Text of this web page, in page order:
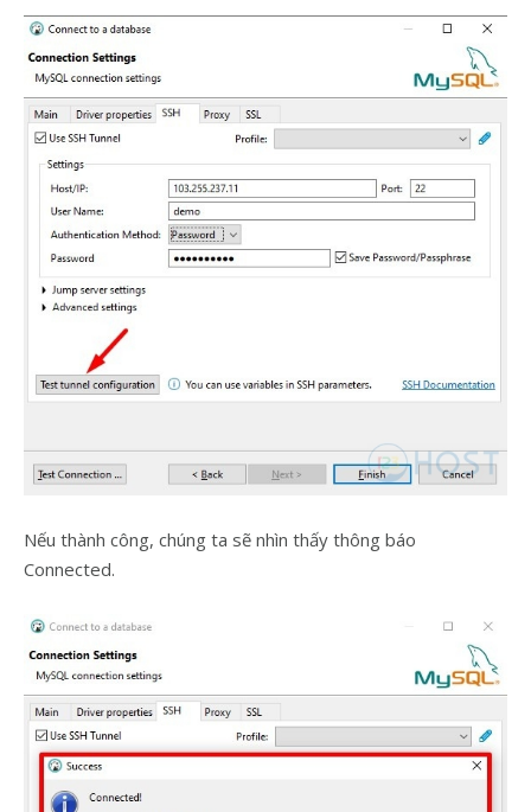
Nếu thành công, chúng ta sẽ nhìn thấy thông báo
Connected.